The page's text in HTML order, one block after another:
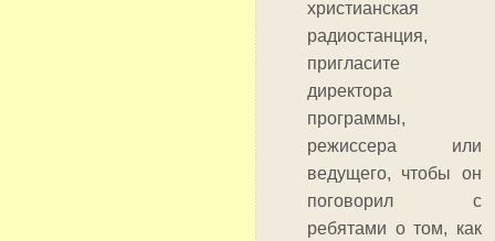
христианская
радиостанция,
пригласите
директора
программы,
режиссера или
ведущего, чтобы он
поговорил с
ребятами о том, как